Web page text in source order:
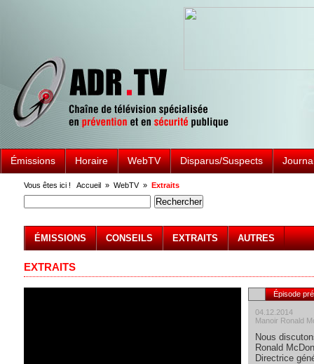
Émissions Horaire WebTV Disparus/Suspects
Vous êtes ici ! Accueil » WebTV» Extraits
ÉMISSIONS CONSEILS EXTRAITS AUTRES
EXTRAITS
Épisode
04.12.2014
Manoir Ronald
Nous
Ronald
Directrice